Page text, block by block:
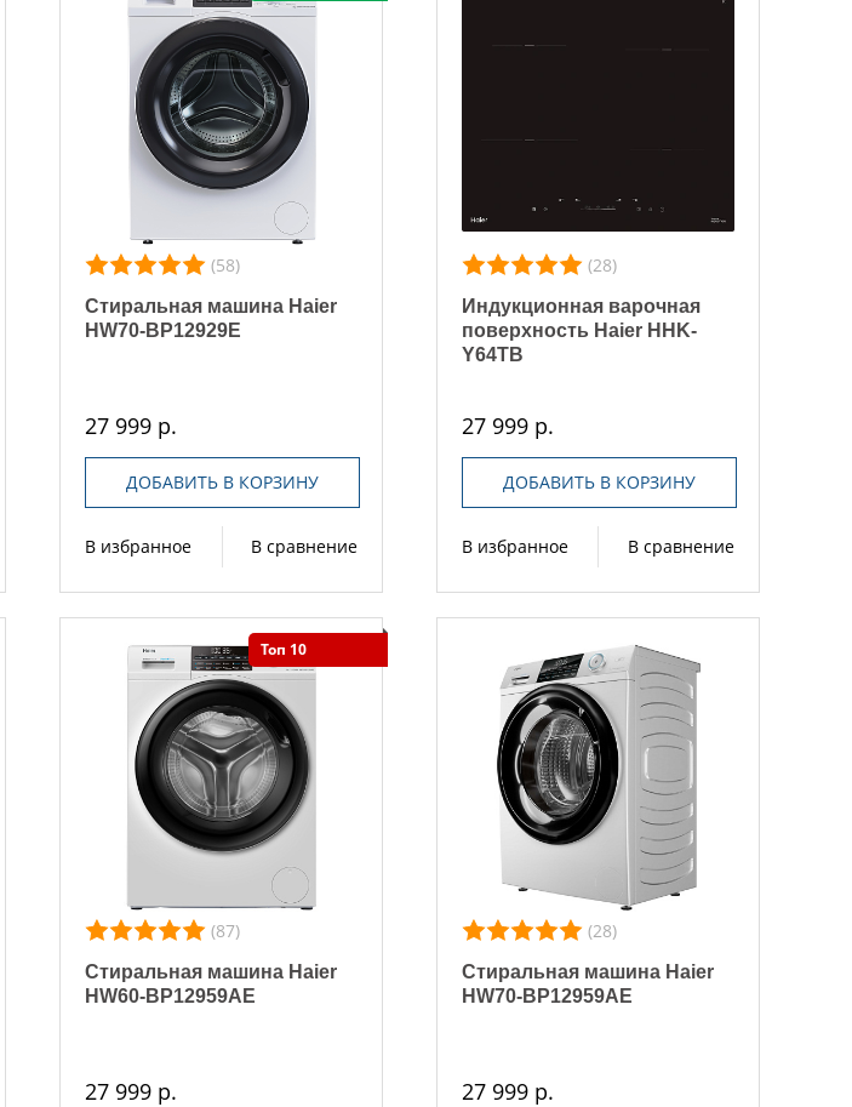
(58)
Стиральная машина Haier
HW70-BP12929E
27 999 р.
ДОБАВИТЬ В КОРЗИНУ
В избранное В сравнение
(28)
Индукционная варочная
поверхность Haier HHK-
Y64TB
27 999 р.
ДОБАВИТЬ В КОРЗИНУ
В избранное В сравнение
Топ 10
(87)
Стиральная машина Haier
HW60-BP12959AE
27 999 р.
(28)
Стиральная машина Haier
HW70-BP12959AE
27 999 р.